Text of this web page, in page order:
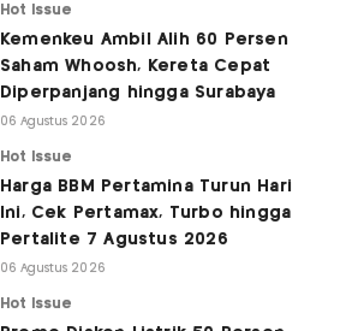
Hot Issue
Kemenkeu Ambil Alih 60 Persen
Saham Whoosh, Kereta Cepat
Diperpanjang hingga Surabaya
06 Agustus 2026
Hot Issue
Harga BBM Pertamina Turun Hari
Ini, Cek Pertamax, Turbo hingga
Pertalite 7 Agustus 2026
06 Agustus 2026
Hot Issue